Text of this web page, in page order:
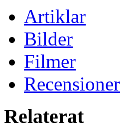
Artiklar
Bilder
Filmer
Recensioner
Relaterat